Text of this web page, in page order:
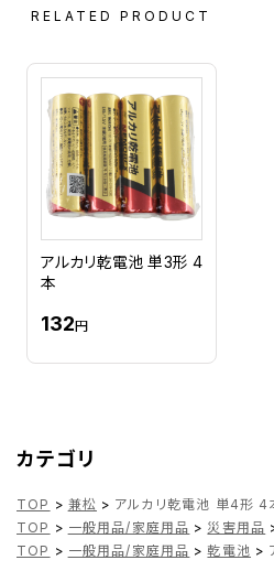
RELATED PRODUCT
アルカリ乾電池 単3形 4
本
132円
カテゴリ
TOP > 兼松 > アルカリ乾電池 単4形 4
TOP > 一般用品/家庭用品 > 災害用品
TOP > 一般用品/家庭用品 > 乾電池 >